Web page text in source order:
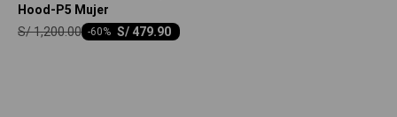
Hood-P5 Mujer
S/ 479.90
-60
S/1,200.00